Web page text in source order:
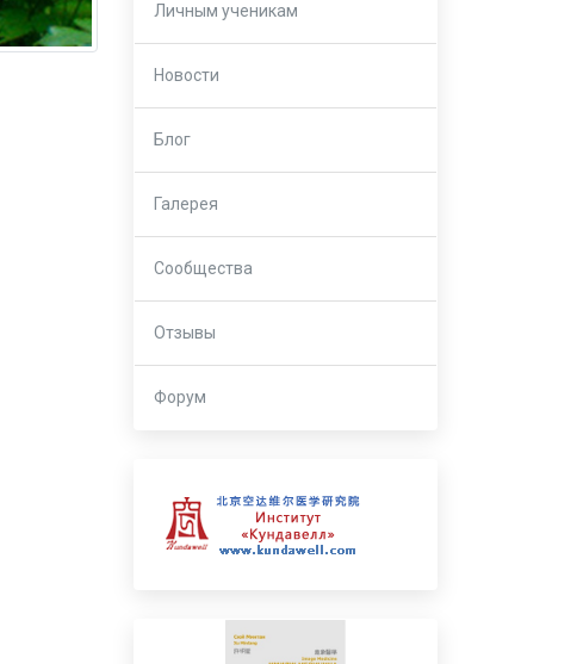
Личным ученикам
Новости
Блог
Галерея
Сообщества
Отзывы
Форум